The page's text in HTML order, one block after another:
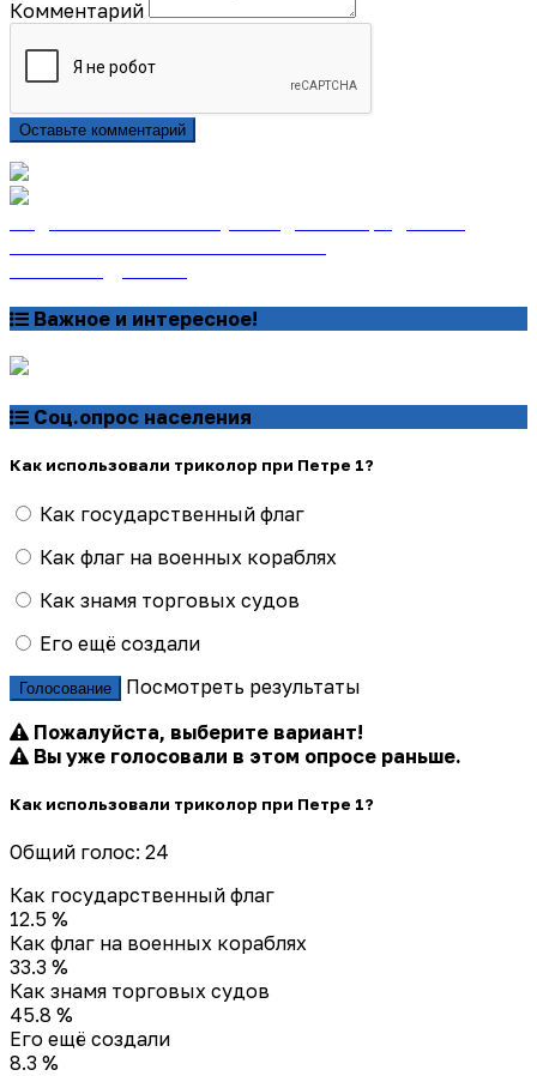
Комментарий
Оставьте комментарий
Важное и интересное!
Соц.опрос населения
Как использовали триколор при Петре 1?
Как государственный флаг
Как флаг на военных кораблях
Как знамя торговых судов
Его ещё создали
Голосование
Посмотреть результаты
Пожалуйста, выберите вариант!
Вы уже голосовали в этом опросе раньше.
Как использовали триколор при Петре 1?
Общий голос: 24
Как государственный флаг
12.5 %
Как флаг на военных кораблях
33.3 %
Как знамя торговых судов
45.8 %
Его ещё создали
8.3 %